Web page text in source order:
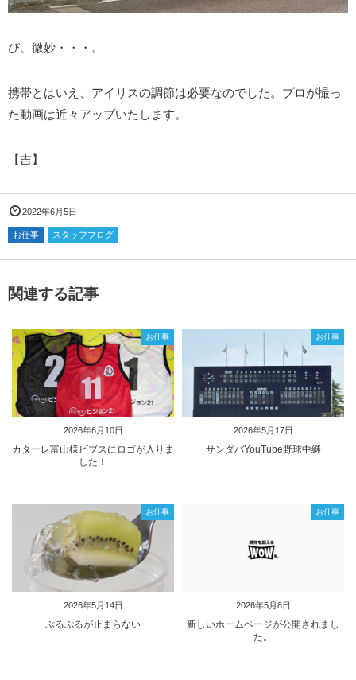
び、微妙・・・。
携帯とはいえ、アイリスの調節は必要なのでした。プロが撮っ
た動画は近々アップいたします。
【吉】
2022年6月5日
お仕事 スタッフブログ
関連する記事
2026年6月10日
お仕事
カターレ富山様ビブスにロゴが入りま
した！
2026年5月17日
お仕事
サンダバYouTube野球中継
2026年5月14日
お仕事
ぷるぷるが止まらない
2026年5月8日
お仕事
新しいホームページが公開されまし
た。